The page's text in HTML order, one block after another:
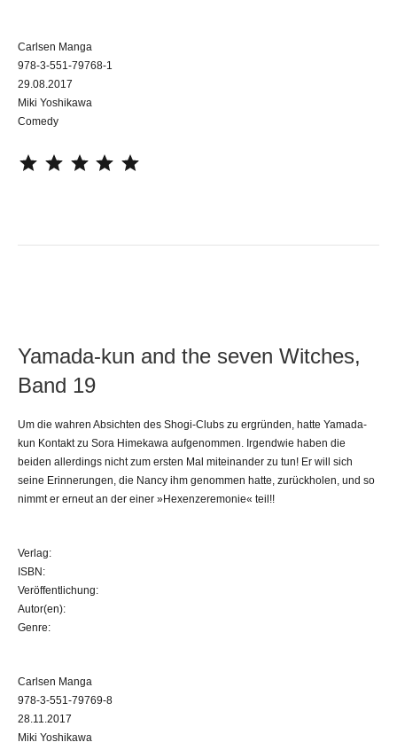
Carlsen Manga
978-3-551-79768-1
29.08.2017
Miki Yoshikawa
Comedy
Yamada-kun and the seven Witches,
Band 19
Um die wahren Absichten des Shogi-Clubs zu ergründen, hatte Yamada-
kun Kontakt zu Sora Himekawa aufgenommen. Irgendwie haben die
beiden allerdings nicht zum ersten Mal miteinander zu tun! Er will sich
seine Erinnerungen, die Nancy ihm genommen hatte, zurückholen, und so
nimmt er erneut an der einer »Hexenzeremonie« teil!!
Verlag:
ISBN:
Veröffentlichung:
Autor(en):
Genre:
Carlsen Manga
978-3-551-79769-8
28.11.2017
Miki Yoshikawa